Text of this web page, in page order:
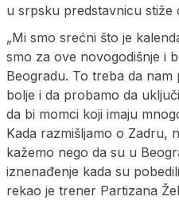
u srpsku predstavnicu stiže
„Mi smo srećni što je
smo za ove novogodišnje i
Beogradu. To treba da
bolje i da probamo da
da bi momci koji imaju
Kada razmišljamo o Zadru,
kažemo nego da su u
iznenađenje kada su
rekao je trener Partizana